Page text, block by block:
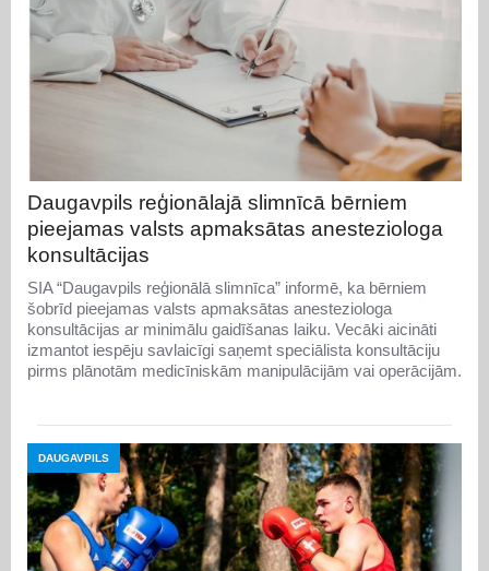
Daugavpils reģionālajā slimnīcā bērniem
pieejamas valsts apmaksātas anesteziologa
konsultācijas
SIA “Daugavpils reģionālā slimnīca” informē, ka bērniem
šobrīd pieejamas valsts apmaksātas anesteziologa
konsultācijas ar minimālu gaidīšanas laiku. Vecāki aicināti
izmantot iespēju savlaicīgi saņemt speciālista konsultāciju
pirms plānotām medicīniskām manipulācijām vai operācijām.
DAUGAVPILS